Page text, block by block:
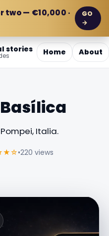
two — €10,000 ·
GO
→
stories Home About
Italia.
•220 views